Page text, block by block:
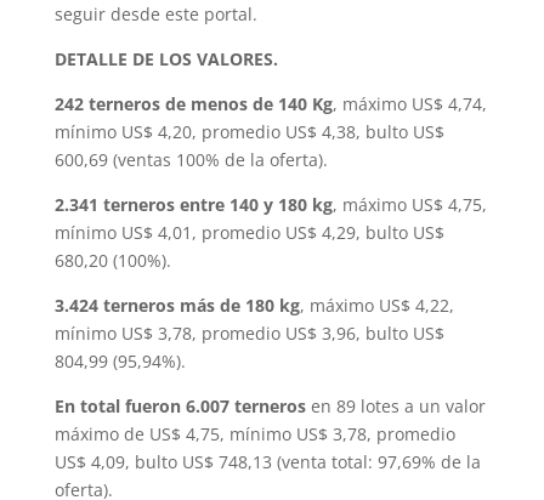
seguir desde este portal.
DETALLE DE LOS VALORES.
242 terneros de menos de 140 Kg, máximo US$ 4,74,
mínimo US$ 4,20, promedio US$ 4,38, bulto US$
600,69 (ventas 100% de la oferta).
2.341 terneros entre 140 y 180 kg, máximo US$ 4,75,
mínimo US$ 4,01, promedio US$ 4,29, bulto US$
680,20 (100%).
3.424 terneros más de 180 kg, máximo US$ 4,22,
mínimo US$ 3,78, promedio US$ 3,96, bulto US$
804,99 (95,94%).
En total fueron 6.007 ternerosen 89 lotes a un valor
máximo de US$ 4,75, mínimo US$ 3,78, promedio
US$ 4,09, bulto US$ 748,13 (venta total: 97,69% de la
oferta).